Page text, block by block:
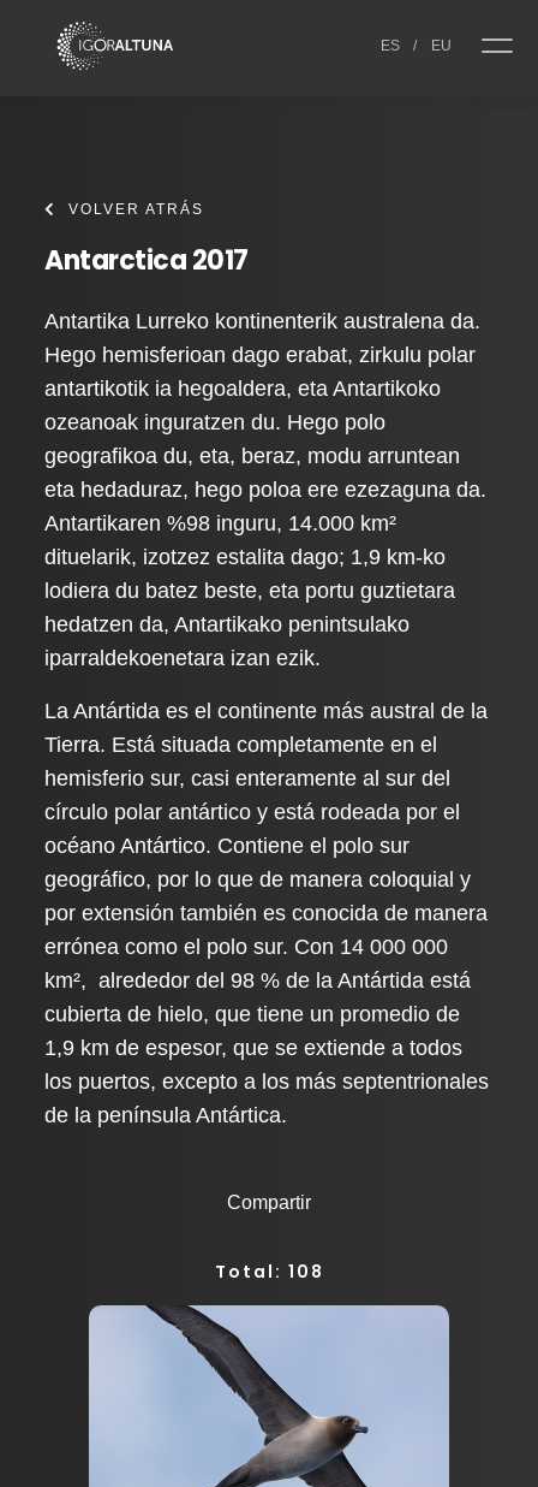
ES / EU
VOLVER ATRÁS
Antarctica 2017
Antartika Lurreko kontinenterik australena da.
Hego hemisferioan dago erabat, zirkulu polar
antartikotik ia hegoaldera, eta Antartikoko
ozeanoak inguratzen du. Hego polo
geografikoa du, eta, beraz, modu arruntean
eta hedaduraz, hego poloa ere ezezaguna da.
Antartikaren %98 inguru, 14.000 km²
dituelarik, izotzez estalita dago; 1,9 km-ko
lodiera du batez beste, eta portu guztietara
hedatzen da, Antartikako penintsulako
iparraldekoenetara izan ezik.
La Antártida es el continente más austral de la
Tierra. Está situada completamente en el
hemisferio sur, casi enteramente al sur del
círculo polar antártico y está rodeada por el
océano Antártico. Contiene el polo sur
geográfico, por lo que de manera coloquial y
por extensión también es conocida de manera
errónea como el polo sur. Con 14 000 000
km², alrededor del 98 % de la Antártida está
cubierta de hielo, que tiene un promedio de
1,9 km de espesor, que se extiende a todos
los puertos, excepto a los más septentrionales
de la península Antártica.
Compartir
Total: 108